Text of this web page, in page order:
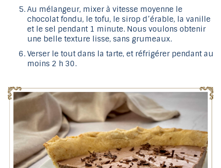
Au mélangeur, mixer à vitesse moyenne le
chocolat fondu, le tofu, le sirop d’érable, la vanille
et le sel pendant 1 minute. Nous voulons obtenir
une belle texture lisse, sans grumeaux.
Verser le tout dans la tarte, et réfrigérer pendant au
moins 2 h 30.